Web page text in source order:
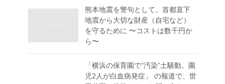
熊本地震を警句として。首都直下
地震から大切な財産（自宅など）
を守るために 〜コストは数千円か
ら〜
「横浜の保育園で”汚染”土騒動。園
児2人が白血病発症」 の報道で、世